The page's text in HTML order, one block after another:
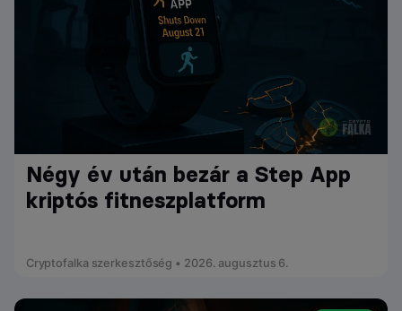
Négy év után bezár a Step App
kriptós fitneszplatform
Cryptofalka szerkesztőség • 2026. augusztus 6.